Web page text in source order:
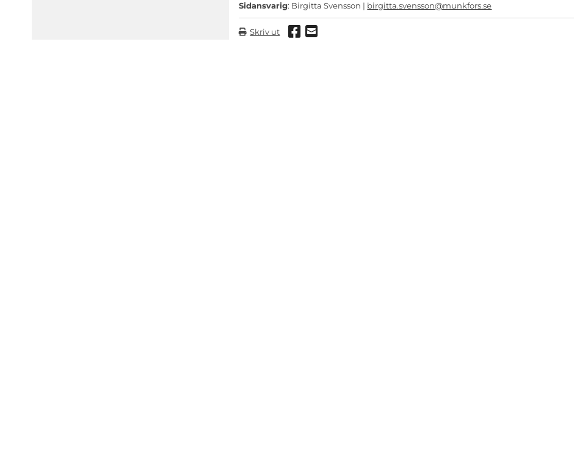
Sidansvarig: Birgitta Svensson | birgitta.svensson@munkfors.se
Skriv ut Dela via Facebook
Dela via mail